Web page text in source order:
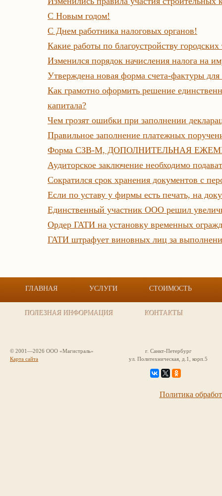
С Новым годом!
С Днем работника налоговых органов!
Какие работы по благоустройству
Изменился порядок начисления налога на
Утверждена новая форма счета-фактуры
Как грамотно оформить решение
капитала?
Чем грозят ошибки при заполнении
Правильное заполнение платежных
Форма СЗВ-М, ДОПОЛНИТЕЛЬНАЯ
Аудиторское заключение необходимо
Сократился срок хранения документов с
Если по уставу у фирмы есть печать, на
Единственный участник ООО решил
Ордер ГАТИ на установку временных
ГАТИ штрафует виновных лиц за
ГЛАВНАЯ УСЛУГИ СТОИМОСТЬ
ПОЛЕЗНАЯ ИНФОРМАЦИЯ КОНТАКТЫ
© 2001—2026 ООО «Магистраль»
Карта сайта
г. Санкт-Петербург
ул. Политехническая, д.1, корп.5
Политика